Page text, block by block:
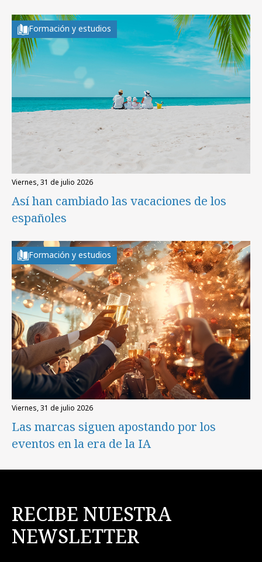
Formación y estudios
viernes, 31 de julio 2026
Así han cambiado las vacaciones de los
españoles
Formación y estudios
viernes, 31 de julio 2026
Las marcas siguen apostando por los
eventos en la era de la IA
RECIBE NUESTRA
NEWSLETTER